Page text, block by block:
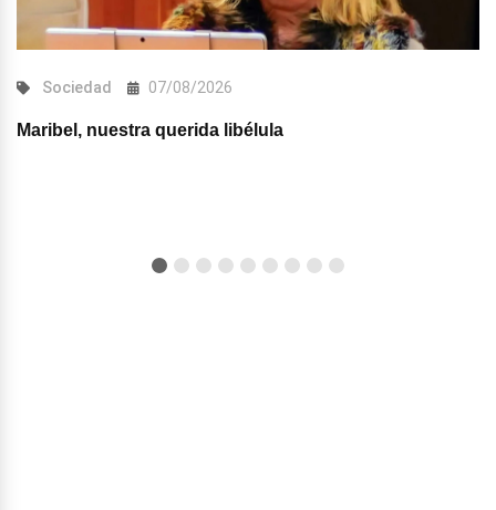
Sociedad 07/08/2026
Maribel, nuestra querida libélula